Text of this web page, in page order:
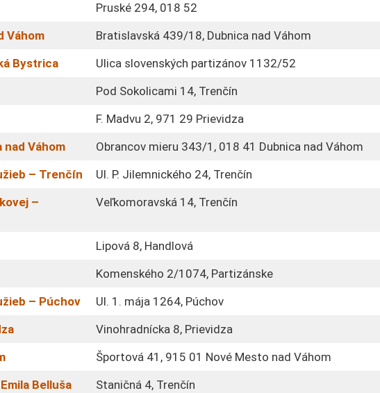
Pruské 294, 018 52
Váhom Bratislavská 439/18, Dubnica nad Váhom
Bystrica Ulica slovenských partizánov 1132/52
Pod Sokolicami 14, Trenčín
F. Madvu 2, 971 29 Prievidza
nad Váhom Obrancov mieru 343/1, 018 41 Dubnica nad Váhom
– Trenčín Ul. P. Jilemnického 24, Trenčín
–
Veľkomoravská 14, Trenčín
Lipová 8, Handlová
Komenského 2/1074, Partizánske
– Púchov Ul. 1. mája 1264, Púchov
Vinohradnícka 8, Prievidza
Športová 41, 915 01 Nové Mesto nad Váhom
Belluša
Staničná 4, Trenčín